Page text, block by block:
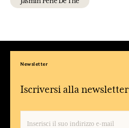
Newsletter
Iscriversi alla newsletter